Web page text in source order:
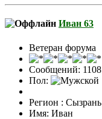
Иван 63
Ветеран форума
Сообщений: 1108
Пол:
Регион : Сызрань
Имя: Иван